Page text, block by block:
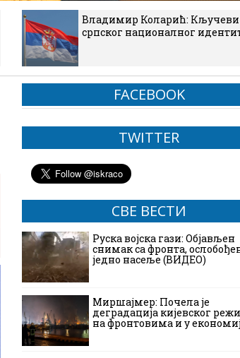
Владимир Коларић: Кључеви
српског националног
FACEBOOK
TWITTER
СВЕ ВЕСТИ
Руска војска гази: Објављен
снимак са фронта,
једно насеље (ВИДЕО)
Миршајмер: Почела је
деградација кијевског
на фронтовима и у